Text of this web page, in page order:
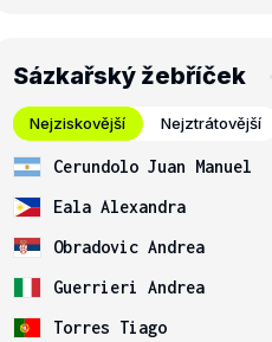
Sázkařský žebříček
Nejziskovější Nejztrátovější
Cerundolo Juan Manuel
Eala Alexandra
Obradovic Andrea
Guerrieri Andrea
Torres Tiago